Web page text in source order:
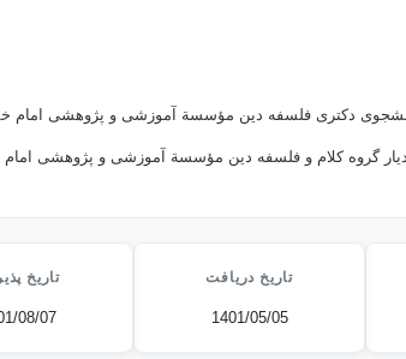
دکتری فلسفه دین مؤسسة آموزشی و پژوهشی امام
گروه کلام و فلسفه دین مؤسسة آموزشی و پژوهشی
تاریخ دریافت
1401/05/05
تاریخ
08/07